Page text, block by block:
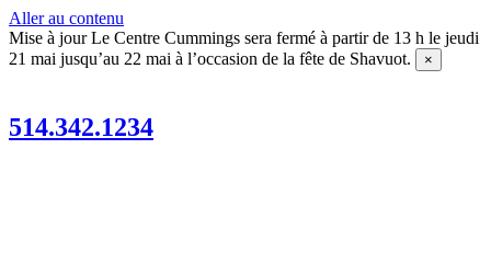
Aller au contenu
Mise à jour Le Centre Cummings sera fermé à partir de 13 h le jeudi
21 mai jusqu’au 22 mai à l’occasion de la fête de Shavuot.
×
514.342.1234